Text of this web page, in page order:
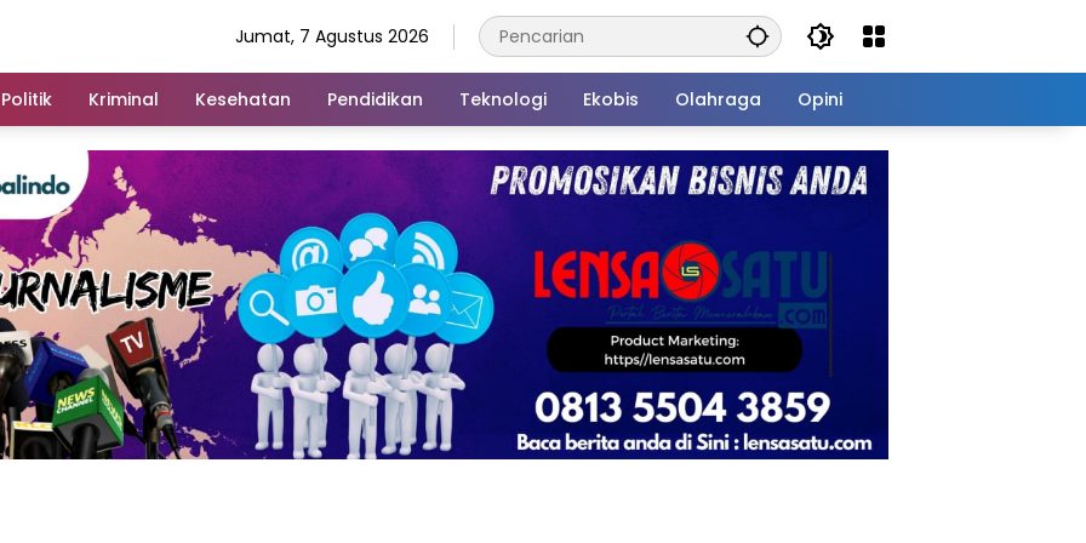
Jumat, 7 Agustus 2026
Politik Kriminal Kesehatan Pendidikan Teknologi Ekobis Olahraga Opini